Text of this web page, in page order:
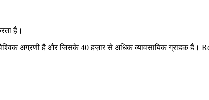
है।
वैश्विक अग्रणी है और जिसके 40 हज़ार से अधिक व्यावसायिक ग्राहक